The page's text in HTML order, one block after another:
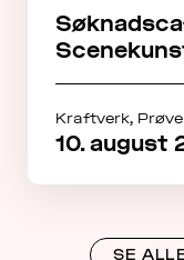
Kraftverk,
10. august
SE